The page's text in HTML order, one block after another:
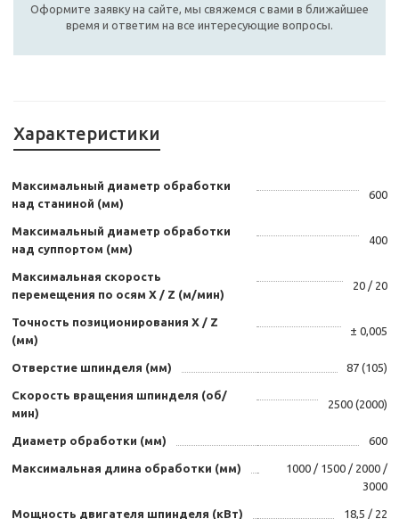
Оформите заявку на сайте, мы свяжемся с вами в ближайшее
время и ответим на все интересующие вопросы.
Характеристики
Максимальный диаметр обработки
над станиной (мм)
600
Максимальный диаметр обработки
над суппортом (мм)
400
Максимальная скорость
перемещения по осям Х / Z (м/мин)
20 / 20
Точность позиционирования Х / Z
(мм)
± 0,005
Отверстие шпинделя (мм) 87 (105)
Скорость вращения шпинделя (об/
мин)
2500 (2000)
Диаметр обработки (мм) 600
Максимальная длина обработки (мм)
1000 / 1500 / 2000 /
3000
Мощность двигателя шпинделя (кВт) 18,5 / 22